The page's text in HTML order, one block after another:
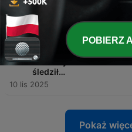
174 - #171.Straszne rzeczy
DZIECI!
19 lut 2026
173 - #170.Kryminalne
śledził…
10 lis 2025
Pokaż
POBIERZ